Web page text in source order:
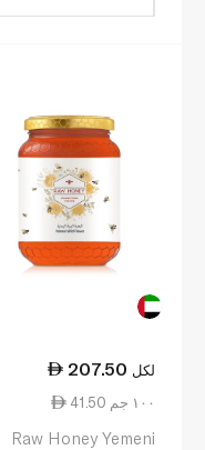
207.50 لكل
41.50 ١٠٠ جم
Raw Honey Yemeni